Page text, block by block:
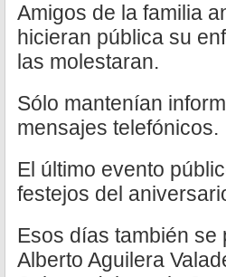
Amigos de la familia
hicieran pública su
las molestaran.
Sólo mantenían
mensajes telefónicos.
El último evento
festejos del
Esos días también
Alberto Aguilera